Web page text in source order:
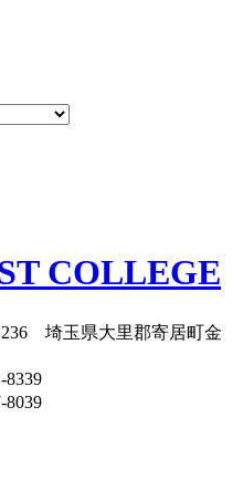
COLLEGE
埼玉県大里郡寄居町金
8339